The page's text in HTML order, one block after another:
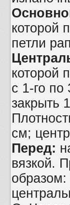
которой
петли
которой
с 1-го
закрыть
см;
Перед:
вязкой.
образом: